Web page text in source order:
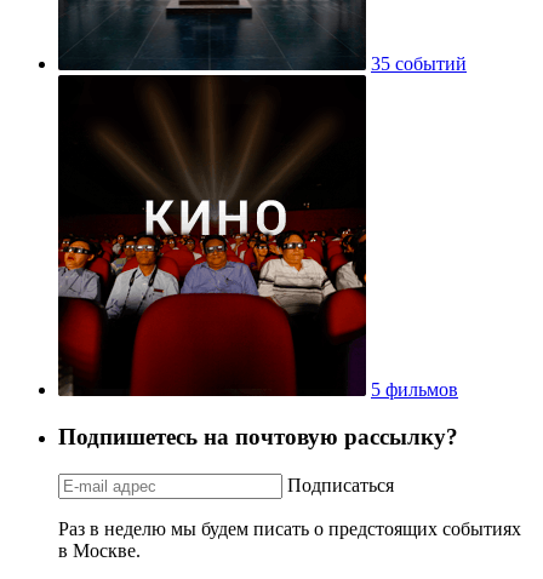
35 событий
5 фильмов
Подпишетесь на почтовую рассылку?
Подписаться
Раз в неделю мы будем писать о предстоящих событиях
в Москве.